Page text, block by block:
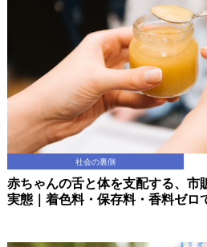
社会の裏側
赤ちゃんの舌と体を支配する、市
実態｜着色料・保存料・香料ゼロ